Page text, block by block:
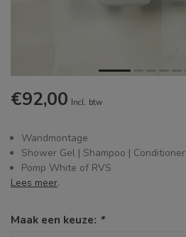
€92,00 Incl. btw
Wandmontage
Shower Gel | Shampoo | Conditioner
Pomp White of RVS
Lees meer.
Maak een keuze: *